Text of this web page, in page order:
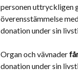
personen uttryckligen
överensstämmelse
donation under sin
Organ och vävnader
donation under sin